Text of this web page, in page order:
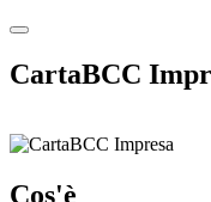
CartaBCC
Cos'è